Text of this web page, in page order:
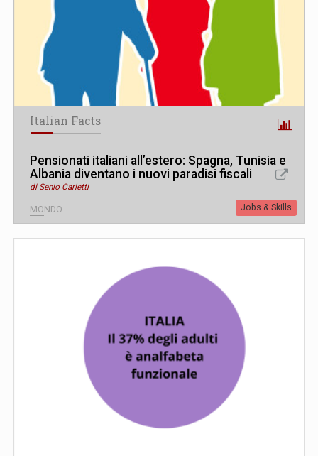
Italian Facts
Pensionati italiani all’estero: Spagna, Tunisia e
Albania diventano i nuovi paradisi fiscali
di Senio Carletti
MONDO Jobs & Skills